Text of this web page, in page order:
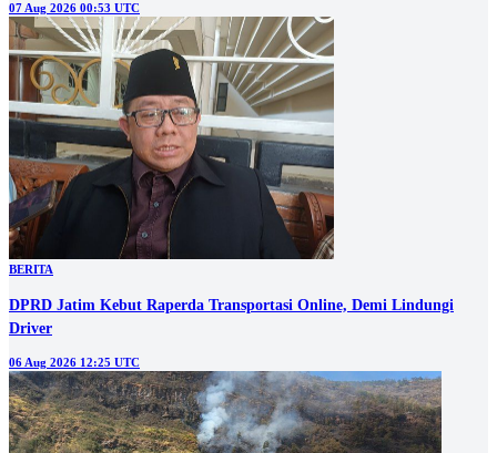
07 Aug 2026 00:53 UTC
BERITA
DPRD Jatim Kebut Raperda Transportasi Online, Demi Lindungi
Driver
06 Aug 2026 12:25 UTC